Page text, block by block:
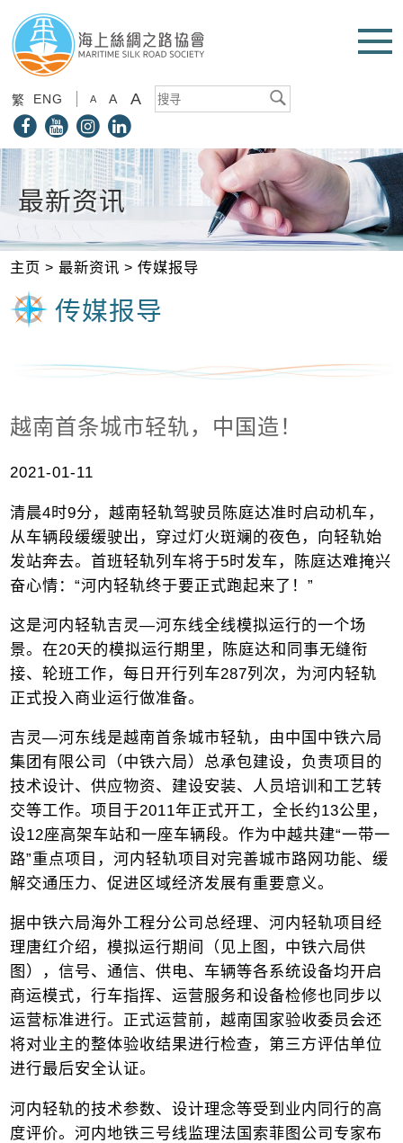
繁 ENG A A A
最新资讯
主页 >最新资讯 >传媒报导
传媒报导
越南首条城市轻轨，中国造！
2021-01-11
清晨4时9分，越南轻轨驾驶员陈庭达准时启动机车，
从车辆段缓缓驶出，穿过灯火斑斓的夜色，向轻轨始
发站奔去。首班轻轨列车将于5时发车，陈庭达难掩兴
奋心情：“河内轻轨终于要正式跑起来了！”
这是河内轻轨吉灵—河东线全线模拟运行的一个场
景。在20天的模拟运行期里，陈庭达和同事无缝衔
接、轮班工作，每日开行列车287列次，为河内轻轨
正式投入商业运行做准备。
吉灵—河东线是越南首条城市轻轨，由中国中铁六局
集团有限公司（中铁六局）总承包建设，负责项目的
技术设计、供应物资、建设安装、人员培训和工艺转
交等工作。项目于2011年正式开工，全长约13公里，
设12座高架车站和一座车辆段。作为中越共建“一带一
路”重点项目，河内轻轨项目对完善城市路网功能、缓
解交通压力、促进区域经济发展有重要意义。
据中铁六局海外工程分公司总经理、河内轻轨项目经
理唐红介绍，模拟运行期间（见上图，中铁六局供
图），信号、通信、供电、车辆等各系统设备均开启
商运模式，行车指挥、运营服务和设备检修也同步以
运营标准进行。正式运营前，越南国家验收委员会还
将对业主的整体验收结果进行检查，第三方评估单位
进行最后安全认证。
河内轻轨的技术参数、设计理念等受到业内同行的高
度评价。河内地铁三号线监理法国索菲图公司专家布